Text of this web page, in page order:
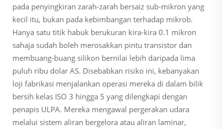
pada penyingkiran zarah-zarah bersaiz sub-mikron yang
kecil itu, bukan pada kebimbangan terhadap mikrob.
Hanya satu titik habuk berukuran kira-kira 0.1 mikron
sahaja sudah boleh merosakkan pintu transistor dan
membuang-buang silikon bernilai lebih daripada lima
puluh ribu dolar AS. Disebabkan risiko ini, kebanyakan
loji fabrikasi menjalankan operasi mereka di dalam bilik
bersih kelas ISO 3 hingga 5 yang dilengkapi dengan
penapis ULPA. Mereka mengawal pergerakan udara
melalui sistem aliran bergelora atau aliran laminar,